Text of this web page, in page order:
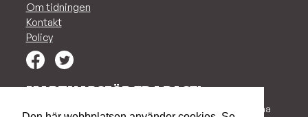
Om tidningen
Kontakt
Policy
MARKNADSFÖR ER I RACE!
Vi har alltid en plats för Ert företag i vår tidning. Vi vill kunna